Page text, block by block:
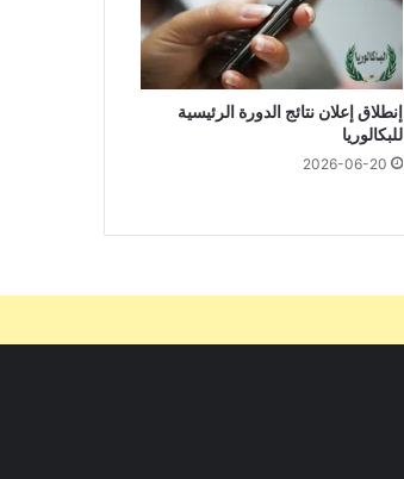
إنطلاق إعلان نتائج الدورة الرئيسية
للبكالوريا
2026-06-20